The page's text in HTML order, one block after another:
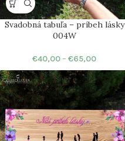
Svadobná tabuľa – príbeh lásky
004W
€40,00– €65,00